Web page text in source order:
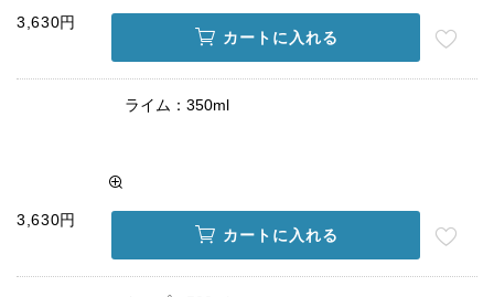
3,630円
カートに入れる
ライム：350ml
3,630円
カートに入れる